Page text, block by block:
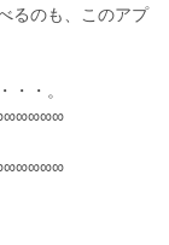
るのも、このアプ
・・。